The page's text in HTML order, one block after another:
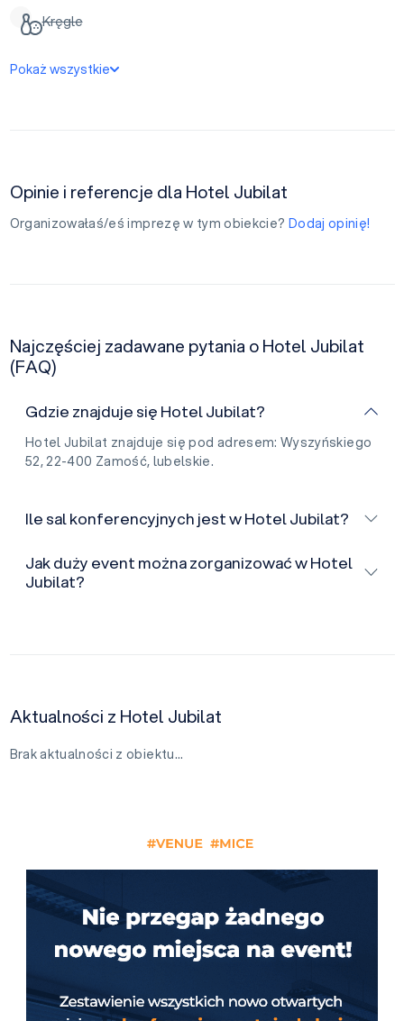
Kręgle
Pokaż wszystkie
Opinie i referencje dla Hotel Jubilat
Organizowałaś/eś imprezę w tym obiekcie? Dodaj opinię!
Najczęściej zadawane pytania o Hotel Jubilat
(FAQ)
Gdzie znajduje się Hotel Jubilat?
Hotel Jubilat znajduje się pod adresem: Wyszyńskiego
52, 22-400 Zamość, lubelskie.
Ile sal konferencyjnych jest w Hotel Jubilat?
Jak duży event można zorganizować w Hotel
Jubilat?
Aktualności z Hotel Jubilat
Brak aktualności z obiektu…